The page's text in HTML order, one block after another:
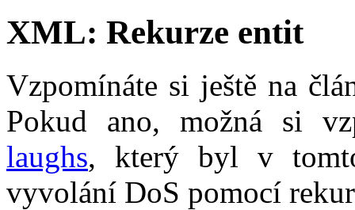
XML: Rekurze entit
Vzpomínáte si ještě na
Pokud ano, možná si
laughs, který byl v
vyvolání DoS pomocí